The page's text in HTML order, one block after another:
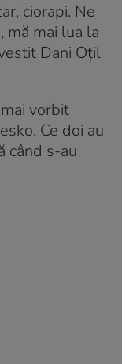
ciorapi. Ne
mă mai lua la
Dani Oțil
vorbit
Ce doi au
când s-au